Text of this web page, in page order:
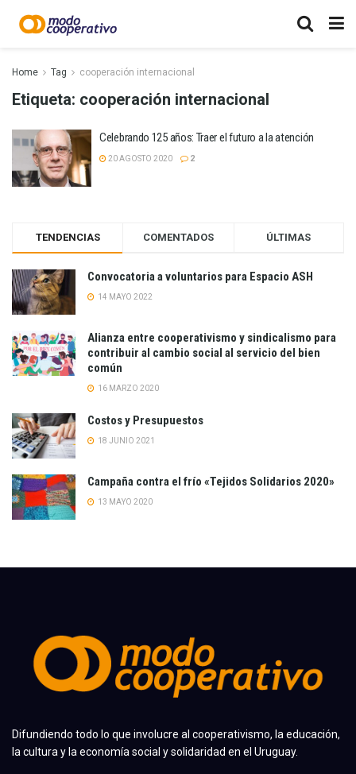
Home Tag cooperación internacional
Etiqueta: cooperación internacional
Celebrando 125 años: Traer el futuro a la atención
20 AGOSTO 2020 2
TENDENCIAS COMENTADOS ÚLTIMAS
Convocatoria a voluntarios para Espacio ASH
14 MAYO 2022
Alianza entre cooperativismo y sindicalismo para
contribuir al cambio social al servicio del bien
común
16 MARZO 2020
Costos y Presupuestos
18 JUNIO 2021
Campaña contra el frío «Tejidos Solidarios 2020»
13 MAYO 2020
Difundiendo todo lo que involucre al cooperativismo, la educación,
la cultura y la economía social y solidaridad en el Uruguay.